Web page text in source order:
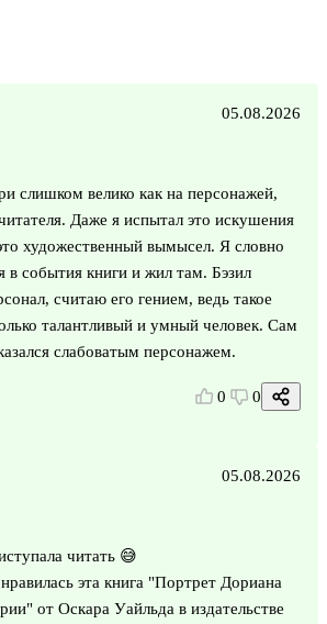
05.08.2026
слишком велико как на персонажей,
Даже я испытал это искушения
художественный вымысел. Я словно
в события книги и жил там. Бэзил
считаю его гением, ведь такое
талантливый и умный человек. Сам
слабоватым персонажем.
0 0
05.08.2026
читать 😅
эта книга "Портрет Дориана
от Оскара Уайльда в издательстве